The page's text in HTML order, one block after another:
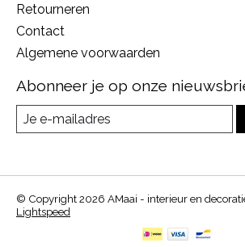
Retourneren
Contact
Algemene voorwaarden
Abonneer je op onze
© Copyright 2026 AMaai - interieur en
Lightspeed